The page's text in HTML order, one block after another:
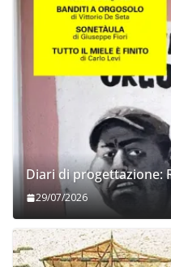
Diari di progettazione:
29/07/2026